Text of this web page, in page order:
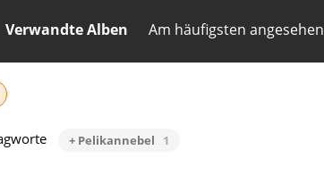
Verwandte Alben Am häufigsten angesehen
+ Pelikannebel 1